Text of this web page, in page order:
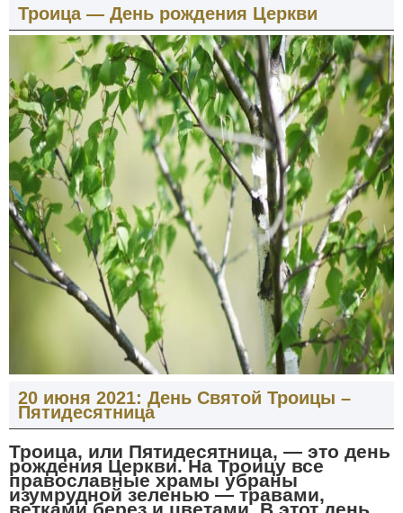
Троица — День рождения Церкви
20 июня 2021: День Святой Троицы –
Пятидесятница
Троица, или Пятидесятница, — это день
рождения Церкви. На Троицу все
православные храмы убраны
изумрудной зеленью — травами,